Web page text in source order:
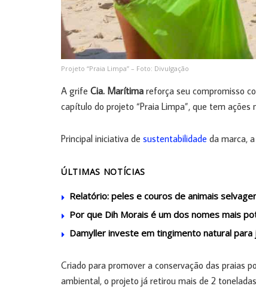
Projeto “Praia Limpa” – Foto: Divulgação
A grife Cia. Marítima reforça seu compromisso
capítulo do projeto “Praia Limpa”, que tem
Principal iniciativa de sustentabilidade da marca,
ÚLTIMAS NOTÍCIAS
Relatório: peles e couros de animais
Por que Dih Morais é um dos nomes mais
Damyller investe em tingimento natural
Criado para promover a conservação das praias
ambiental, o projeto já retirou mais de 2